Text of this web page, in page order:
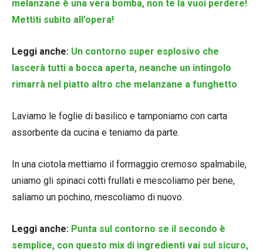
melanzane è una vera bomba, non te la vuoi perdere!
Mettiti subito all’opera!
Leggi anche: Un contorno super esplosivo che
lascerà tutti a bocca aperta, neanche un intingolo
rimarrà nel piatto altro che melanzane a funghetto
Laviamo le foglie di basilico e tamponiamo con carta
assorbente da cucina e teniamo da parte.
In una ciotola mettiamo il formaggio cremoso spalmabile,
uniamo gli spinaci cotti frullati e mescoliamo per bene,
saliamo un pochino, mescoliamo di nuovo.
Leggi anche: Punta sul contorno se il secondo è
semplice, con questo mix di ingredienti vai sul sicuro,